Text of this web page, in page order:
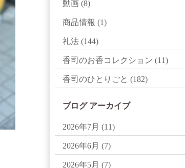
動画 (8)
商品情報 (1)
礼法 (144)
香司のお香コレクション (11)
香司のひとりごと (182)
ブログ アーカイブ
2026年7月 (11)
2026年6月 (7)
2026年5月 (7)